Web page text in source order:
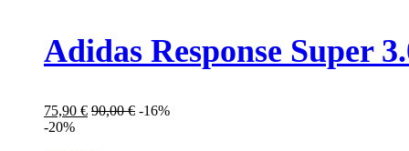
Adidas Response Super
75,90 € 90,00€ -16%
-20%